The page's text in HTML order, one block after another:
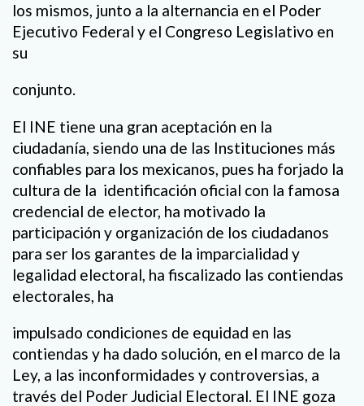
los mismos, junto a la alternancia en el Poder
Ejecutivo Federal y el Congreso Legislativo en
su
conjunto.
El INE tiene una gran aceptación en la
ciudadanía, siendo una de las Instituciones más
confiables para los mexicanos, pues ha forjado la
cultura de la identificación oficial con la famosa
credencial de elector, ha motivado la
participación y organización de los ciudadanos
para ser los garantes de la imparcialidad y
legalidad electoral, ha fiscalizado las contiendas
electorales, ha
impulsado condiciones de equidad en las
contiendas y ha dado solución, en el marco de la
Ley, a las inconformidades y controversias, a
través del Poder Judicial Electoral. El INE goza